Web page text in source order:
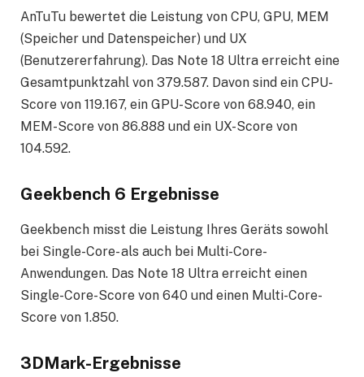
AnTuTu bewertet die Leistung von CPU, GPU, MEM
(Speicher und Datenspeicher) und UX
(Benutzererfahrung). Das Note 18 Ultra erreicht eine
Gesamtpunktzahl von 379.587. Davon sind ein CPU-
Score von 119.167, ein GPU-Score von 68.940, ein
MEM-Score von 86.888 und ein UX-Score von
104.592.
Geekbench 6 Ergebnisse
Geekbench misst die Leistung Ihres Geräts sowohl
bei Single-Core- als auch bei Multi-Core-
Anwendungen. Das Note 18 Ultra erreicht einen
Single-Core-Score von 640 und einen Multi-Core-
Score von 1.850.
3DMark-Ergebnisse